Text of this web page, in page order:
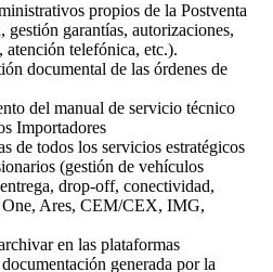
propios de la Postventa
garantías, autorizaciones,
telefónica, etc.).
documental de las órdenes de
del manual de servicio técnico
Importadores
de todos los servicios estratégicos
(gestión de vehículos
drop-off, conectividad,
Ares, CEM/CEX, IMG,
en las plataformas
generada por la